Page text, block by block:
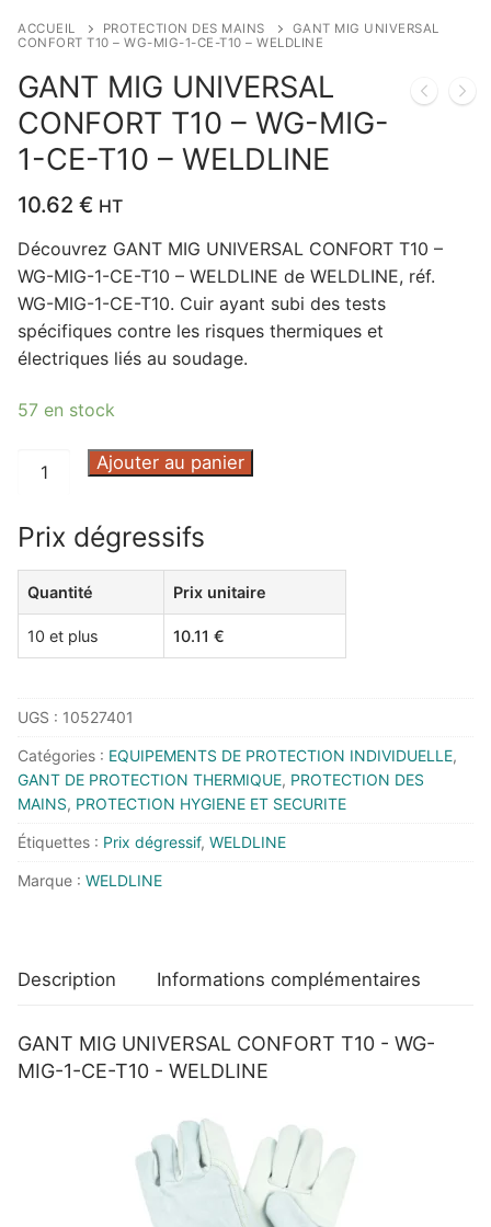
ACCUEIL PROTECTION DES MAINS
GANT MIG UNIVERSAL
CONFORT T10 – WG-MIG-1-CE-T10 – WELDLINE
GANT MIG UNIVERSAL
CONFORT T10 – WG-MIG-
1-CE-T10 – WELDLINE
10.62 € HT
Découvrez GANT MIG UNIVERSAL CONFORT T10 –
WG-MIG-1-CE-T10 – WELDLINE de WELDLINE, réf.
WG-MIG-1-CE-T10. Cuir ayant subi des tests
spécifiques contre les risques thermiques et
électriques liés au soudage.
57 en stock
quantité
MIG
UNIVERSAL
CONFORT
T10
-
MIG-
CE-
T10
-
WELDLINE
Ajouter au panier
Prix dégressifs
Quantité Prix unitaire
10 et plus 10.11 €
UGS : 10527401
Catégories : EQUIPEMENTS DE PROTECTION INDIVIDUELLE,
GANT DE PROTECTION THERMIQUE, PROTECTION DES
MAINS, PROTECTION HYGIENE ET SECURITE
Étiquettes : Prix dégressif, WELDLINE
Marque : WELDLINE
Description Informations complémentaires
GANT MIG UNIVERSAL CONFORT T10 - WG-
MIG-1-CE-T10 - WELDLINE